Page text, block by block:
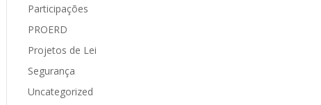
Participações
PROERD
Projetos de Lei
Segurança
Uncategorized